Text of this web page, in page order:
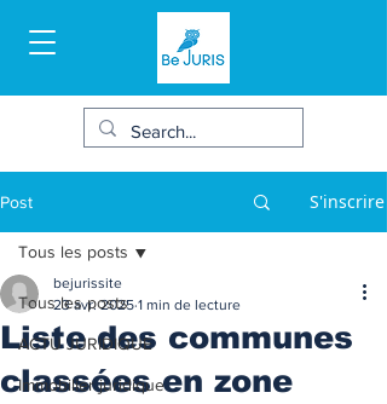
Post S'inscrire
Tous les posts
ACTU JURIDIQUE
Immobilier juridique
Tous les posts
Liste des communes
classées en zone
bejurissite
23 avr. 2025 1 min de lecture